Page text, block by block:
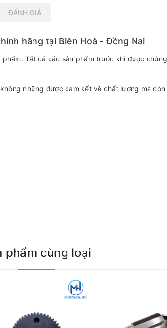
ĐÁNH GIÁ
hãng tại Biên Hoà - Đồng Nai
Tất cả các sản phẩm trước khi được chúng
những được cam kết về chất lượng mà còn
phẩm cùng loại